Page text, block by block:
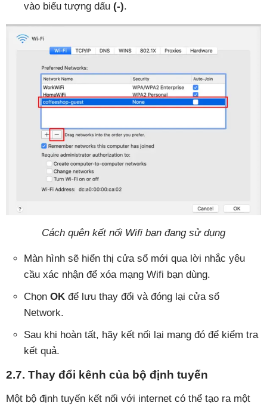
vào biểu tượng dấu (-).
Cách quên kết nối Wifi bạn đang sử dụng
Màn hình sẽ hiển thị cửa sổ mới qua lời nhắc yêu
cầu xác nhận để xóa mạng Wifi bạn dùng.
Chọn OK để lưu thay đổi và đóng lại cửa sổ
Network.
Sau khi hoàn tất, hãy kết nối lại mạng đó để kiểm tra
kết quả.
2.7. Thay đổi kênh của bộ định tuyến
Một bộ định tuyến kết nối với internet có thể tạo ra một